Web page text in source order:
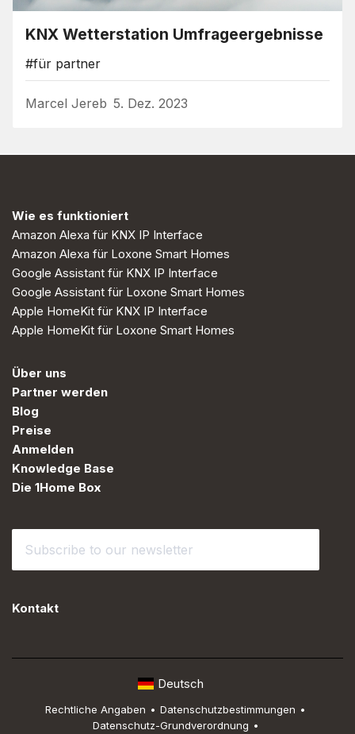
KNX Wetterstation Umfrageergebnisse
#für partner
Marcel Jereb 5. Dez. 2023
Wie es funktioniert
Amazon Alexa für KNX IP Interface
Amazon Alexa für Loxone Smart Homes
Google Assistant für KNX IP Interface
Google Assistant für Loxone Smart Homes
Apple HomeKit für KNX IP Interface
Apple HomeKit für Loxone Smart Homes
Über uns
Partner werden
Blog
Preise
Anmelden
Knowledge Base
Die 1Home Box
Kontakt
Deutsch
Rechtliche Angaben • Datenschutzbestimmungen •
Datenschutz-Grundverordnung •